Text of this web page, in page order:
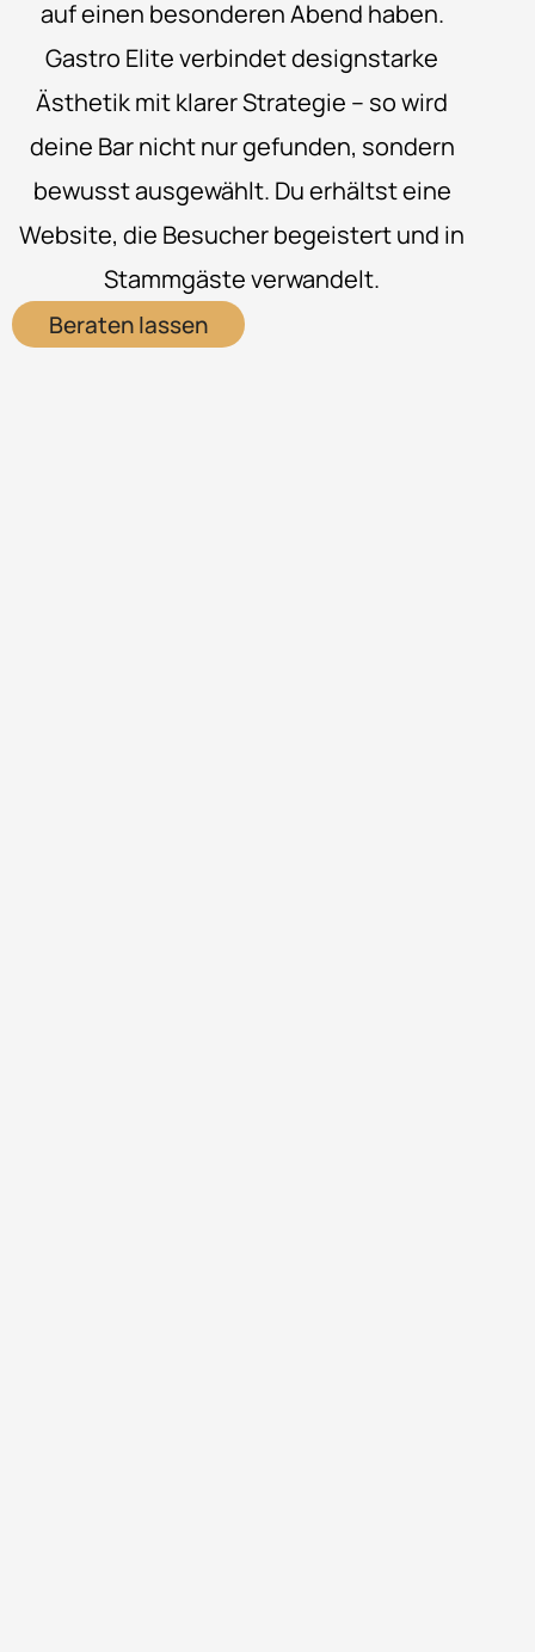
auf einen besonderen Abend haben.
Gastro Elite verbindet designstarke
Ästhetik mit klarer Strategie – so wird
deine Bar nicht nur gefunden, sondern
bewusst ausgewählt. Du erhältst eine
Website, die Besucher begeistert und in
Stammgäste verwandelt.
Beraten lassen